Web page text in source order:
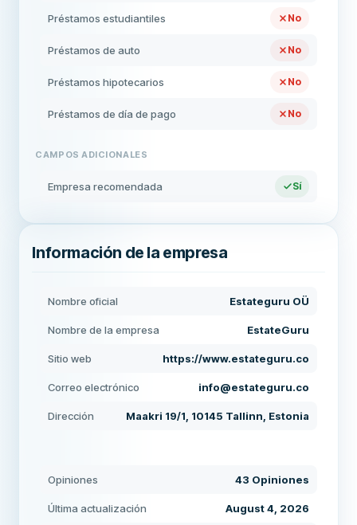
Préstamos estudiantiles No
Préstamos de auto No
Préstamos hipotecarios No
Préstamos de día de pago No
CAMPOS ADICIONALES
Empresa recomendada Sí
Información de la empresa
Nombre oficial Estateguru OÜ
Nombre de la empresa EstateGuru
Sitio web https://www.estateguru.co
Correo electrónico info@estateguru.co
Dirección Maakri 19/1, 10145 Tallinn, Estonia
Opiniones 43 Opiniones
Última actualización August 4, 2026